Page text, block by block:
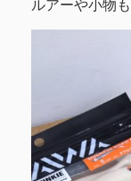
ルアーや小物